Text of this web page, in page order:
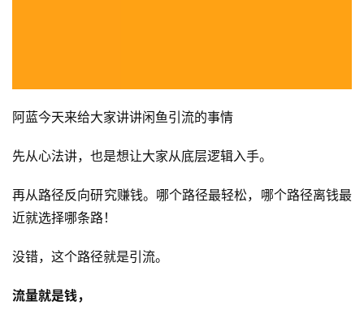
阿蓝今天来给大家讲讲闲鱼引流的事情
先从心法讲，也是想让大家从底层逻辑入手。
再从路径反向研究赚钱。哪个路径最轻松，哪个路径离钱最
近就选择哪条路！
没错，这个路径就是引流。
流量就是钱，